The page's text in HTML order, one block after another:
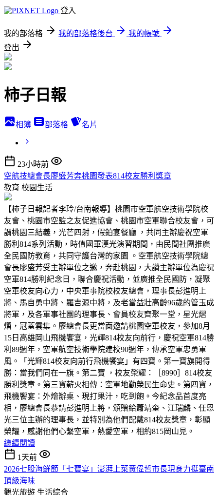
登入
我的部落格 我的部落格後台
我的帳號
登出
柿子日報
相簿 部落格 名片
23小時前
空航技總會長廖盛芳奔桃園發表814校友勝利獎章
教育 校園生活
【柿子日報記者李玲/台南報導】桃園市空軍航空技術學院校
友會、桃園市空監之友促進協會、桃園市空軍聯合校友會，可
謂桃園三結義，光芒四射，假鉑宴餐廳 ，共同主辦慶祝空軍
勝利814系列活動，時值國軍漢光演習期間，由民間社團推廣
全民國防教育，共同守護台灣的家園 。空軍航空技術學院總
會長廖盛芳受主辦單位之邀，奔赴桃園，大讚主辦單位為慶祝
空軍814勝利紀念日，聯合慶祝活動，並廣推全民國防，凝聚
空軍校友向心力，中央軍事院校校友總會，理事長彭進明上
將、馬自勇中將、羅吉源中將，及老當益壯高齡96歲的管玉成
將軍，及各軍事社團的理事長、會員校友齊聚一堂，星光熠
熠，冠蓋雲集。廖總會長更當面邀請桃園空軍校友，參加8月
15日高雄岡山飛機饗宴，光輝814校友向前行，慶祝空軍814勝
利89週年，空軍航空技術學院建校90週年，傳承空軍忠勇軍
風。「光輝814校友向前行飛機饗宴」有四寶。第一寶旗開得
勝：當我們同在一旗。第二寶 ，校友榮耀：［8990］814校友
勝利獎章。第三寶薪火相傳：空軍地勤榮民生命史。第四寶，
飛機饗宴：外燴辦桌、現打果汁，吃到飽。今紀念品首度亮
相，廖總會長恭請彭進明上將，頒贈給蕭靖奎、江瑞麟、任恩
光三位主辦的理事長，並特別為他們配戴814校友獎章，彰顯
榮耀，感謝他們心繫空軍，熱愛空軍，相約815岡山見。
繼續閱讀
1天前
2026七股海鮮節「七寶宴」澎湃上菜黃偉哲市長現身力挺臺南
頂級海味
觀光旅遊 生活綜合